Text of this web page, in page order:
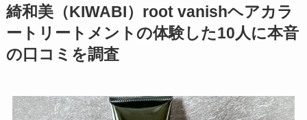
綺和美（KIWABI）root vanishヘアカラ
ートリートメントの体験した10人に本音
の口コミを調査